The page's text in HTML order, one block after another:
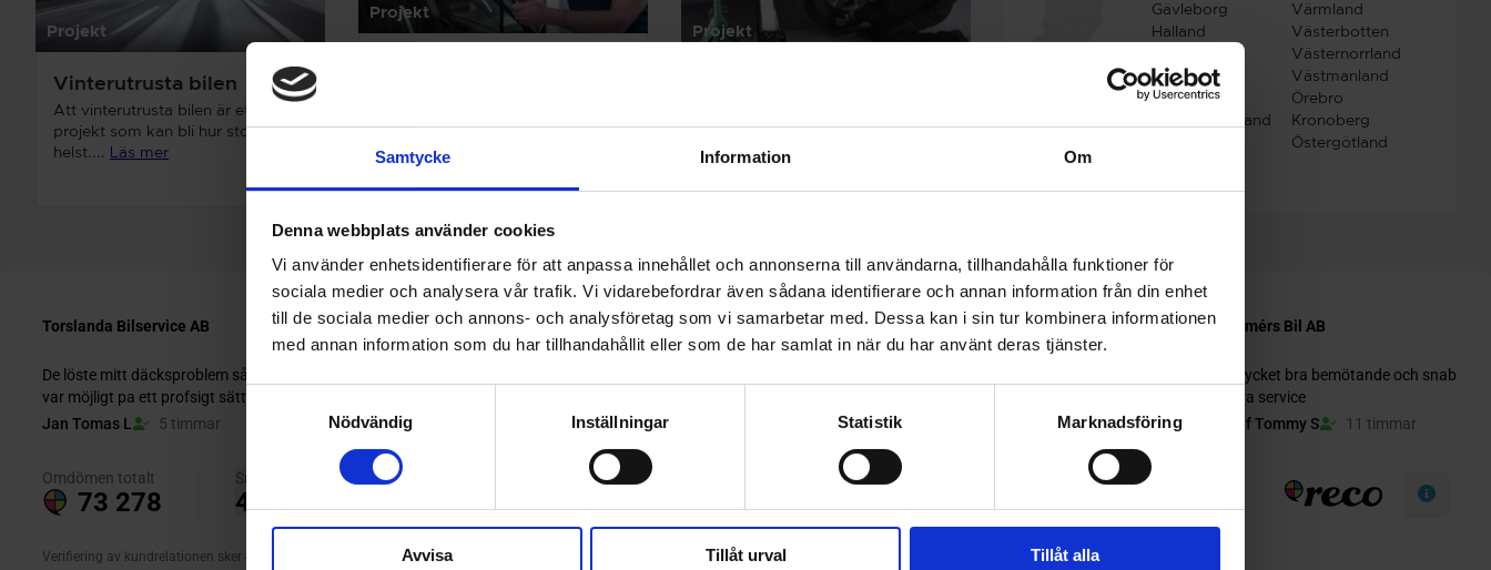
Samtycke Information Om
Denna webbplats använder cookies
Vi använder enhetsidentifierare för att anpassa innehållet och annonserna till användarna, tillhandahålla funktioner för
sociala medier och analysera vår trafik. Vi vidarebefordrar även sådana identifierare och annan information från din enhet
till de sociala medier och annons- och analysföretag som vi samarbetar med. Dessa kan i sin tur kombinera informationen
med annan information som du har tillhandahållit eller som de har samlat in när du har använt deras tjänster.
Nödvändig
Inställningar Statistik Marknadsföring
Avvisa Tillåt urval Tillåt alla
Projekt
Vinterutrusta bilen
Att vinterutrusta bilen är ett
projekt som kan bli hur stort som
helst.... Läs mer
Projekt
Projekt
gärna att byta däck . Om det är så
att du vill...Läs mer
Gävleborg
Värmland
Halland
Västerbotten
Västernorrland
Jönköping
Västmanland
Kalmar
Örebro
Västra Götaland
Kronoberg
Östergötland